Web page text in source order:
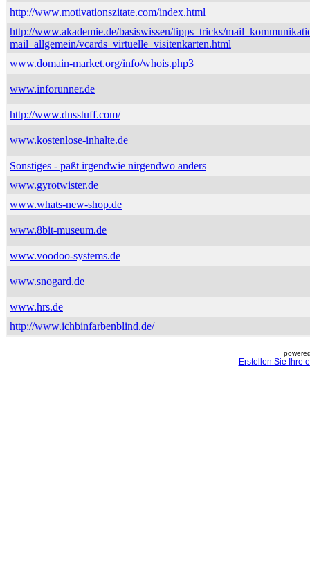
http://www.motivationszitate.com/index.html
http://www.akademie.de/basiswissen/tipps_tricks/
mail_allgemein/vcards_virtuelle_visitenkarten.html
www.domain-market.org/info/whois.php3
www.inforunner.de
http://www.dnsstuff.com/
www.kostenlose-inhalte.de
Sonstiges - paßt irgendwie nirgendwo anders
www.gyrotwister.de
www.whats-new-shop.de
www.8bit-museum.de
www.voodoo-systems.de
www.snogard.de
www.hrs.de
http://www.ichbinfarbenblind.de/
Erstellen Sie Ihre